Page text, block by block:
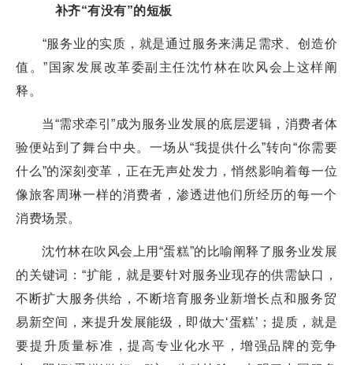
补齐“有没有”的短板
“服务业的实质，就是通过服务来满足需求、创造价
值。”国家发展改革委副主任沈竹林在吹风会上这样阐
释。
当“需求牵引”成为服务业发展的底层逻辑，消费者体
验便站到了舞台中央。一场从“我提供什么”转向“你需要
什么”的深刻变革，正在无声处发力，悄然影响着每一位
像旅客周琳一样的消费者，渗透进他们所经历的每一个
消费场景。
沈竹林在吹风会上用“蛋糕”的比喻阐释了服务业发展
的关键词：“扩能，就是要针对服务业现存的供需缺口，
不断扩大服务供给，不断培育服务业新增长点和服务贸
易新空间，来提升发展能级，即做大‘蛋糕’；提质，就是
要提升质量标准，提高专业化水平，增强品牌的竞争